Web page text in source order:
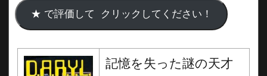
記憶を失った謎の天才